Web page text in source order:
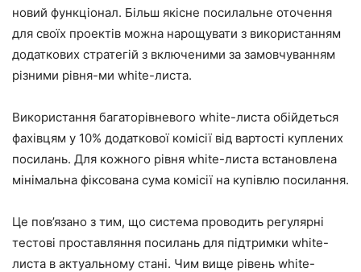
новий функціонал. Більш якісне посилальне оточення
для своїх проектів можна нарощувати з використанням
додаткових стратегій з включеними за замовчуванням
різними рівня-ми white-листа.
Використання багаторівневого white-листа обійдеться
фахівцям у 10% додаткової комісії від вартості куплених
посилань. Для кожного рівня white-листа встановлена
мінімальна фіксована сума комісії на купівлю посилання.
Це пов’язано з тим, що система проводить регулярні
тестові проставляння посилань для підтримки white-
листа в актуальному стані. Чим вище рівень white-